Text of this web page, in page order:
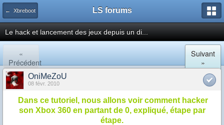
← Xbreboot LS forums
Le hack et lancement des jeux depuis un di...
«
Précédent
Suivant
»
OniMeZoU
08 févr. 2010
Dans ce tutoriel, nous allons voir comment hacker
son Xbox 360 en partant de 0, expliqué, étape par
étape.